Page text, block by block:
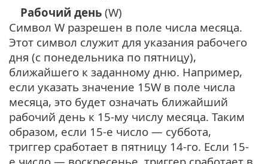
Рабочий день (W)
Символ W разрешен в поле числа месяца.
Этот символ служит для указания рабочего
дня (с понедельника по пятницу),
ближайшего к заданному дню. Например,
если указать значение 15W в поле числа
месяца, это будет означать ближайший
рабочий день к 15-му числу месяца. Таким
образом, если 15-е число — суббота,
триггер сработает в пятницу 14-го. Если 15-